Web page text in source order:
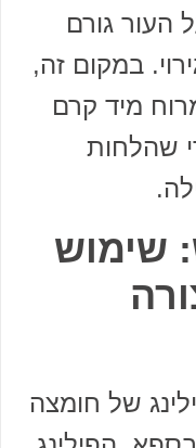
העור גורם
במקום זה,
מיד קרם
שהלחות
שימוש
של חומצה